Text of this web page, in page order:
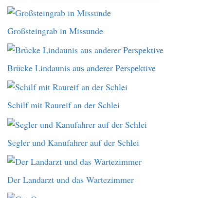
Großsteingrab in Missunde
Brücke Lindaunis aus anderer Perspektive
Schilf mit Raureif an der Schlei
Segler und Kanufahrer auf der Schlei
Der Landarzt und das Wartezimmer